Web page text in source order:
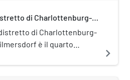
di Charlottenburg-
di Charlottenburg-
è il quarto
navigate_next